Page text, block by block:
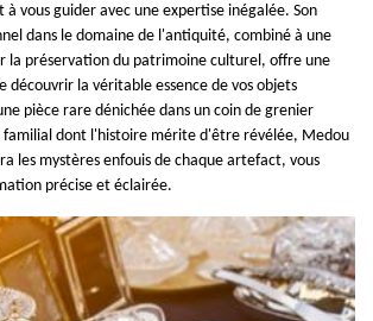
vous guider avec une expertise inégalée. Son
dans le domaine de l'antiquité, combiné à une
la préservation du patrimoine culturel, offre une
découvrir la véritable essence de vos objets
pièce rare dénichée dans un coin de grenier
familial dont l'histoire mérite d'être révélée, Medou
les mystères enfouis de chaque artefact, vous
précise et éclairée.